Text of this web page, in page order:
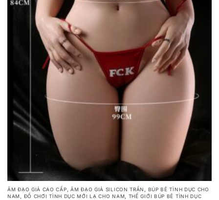
ÂM ĐẠO GIẢ CAO CẤP,ÂM ĐẠO GIẢ SILICON TRẦN , BÚP BÊ TÌNH DỤC CHO
NAM, ĐỒ CHƠI TÌNH DỤC MỚI LẠ CHO NAM, THẾ GIỚI BÚP BÊ TÌNH DỤC